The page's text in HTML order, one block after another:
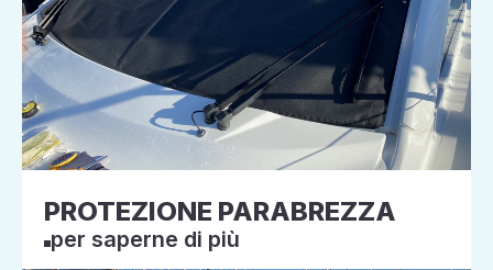
PROTEZIONE PARABREZZA
per saperne di più